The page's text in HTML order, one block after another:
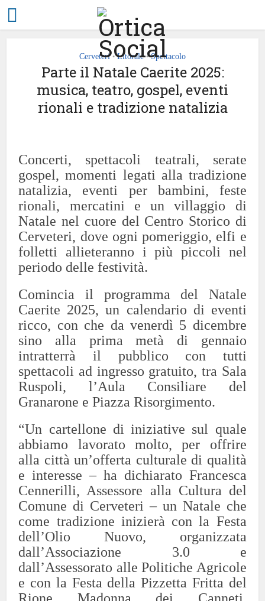
Cerveteri • Litorale • Spettacolo
Parte il Natale Caerite 2025:
musica, teatro, gospel, eventi
rionali e tradizione natalizia
Concerti, spettacoli teatrali, serate
gospel, momenti legati alla tradizione
natalizia, eventi per bambini, feste
rionali, mercatini e un villaggio di
Natale nel cuore del Centro Storico di
Cerveteri, dove ogni pomeriggio, elfi e
folletti allieteranno i più piccoli nel
periodo delle festività.
Comincia il programma del Natale
Caerite 2025, un calendario di eventi
ricco, con che da venerdì 5 dicembre
sino alla prima metà di gennaio
intratterrà il pubblico con tutti
spettacoli ad ingresso gratuito, tra Sala
Ruspoli, l’Aula Consiliare del
Granarone e Piazza Risorgimento.
“Un cartellone di iniziative sul quale
abbiamo lavorato molto, per offrire
alla città un’offerta culturale di qualità
e interesse – ha dichiarato Francesca
Cennerilli, Assessore alla Cultura del
Comune di Cerveteri – un Natale che
come tradizione inizierà con la Festa
dell’Olio Nuovo, organizzata
dall’Associazione 3.0 e
dall’Assessorato alle Politiche Agricole
e con la Festa della Pizzetta Fritta del